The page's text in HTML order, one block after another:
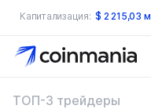
Капитализация: $ 2 215,03
ТОП-3 трейдеры